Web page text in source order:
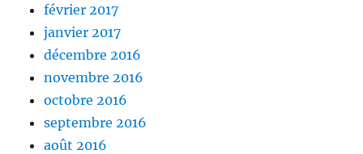
février 2017
janvier 2017
décembre 2016
novembre 2016
octobre 2016
septembre 2016
août 2016